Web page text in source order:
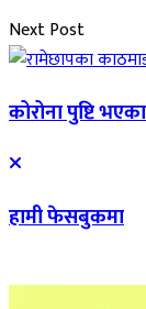
Next Post
कोरोना पुष्टि
हामी फेसबुकमा